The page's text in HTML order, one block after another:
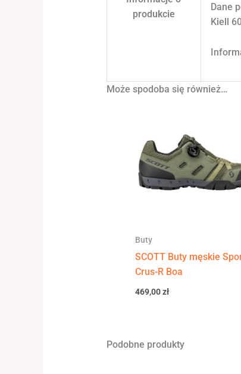
produkcie
Dane
Kiell
Może spodoba się również…
Buty
SCOTT Buty męskie
Crus-R Boa
469,00zł
Podobne produkty